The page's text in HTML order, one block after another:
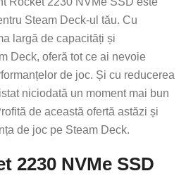
Steam Deck-ul tău. Cu
largă de capacități și
Deck, oferă tot ce ai nevoie
de joc. Și cu reducerea
niciodată un moment mai bun
de această ofertă astăzi și
de joc pe Steam Deck.
2230 NVMe SSD